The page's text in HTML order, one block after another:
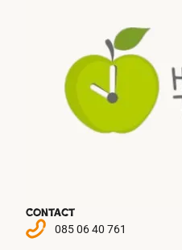
Contact
085 06 40 761